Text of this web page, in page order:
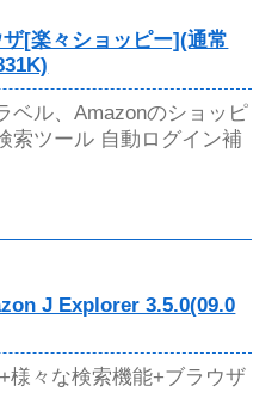
[楽々ショッピー](通常
ベル、Amazonのショッピ
索ツール 自動ログイン補
J Explorer 3.5.0(09.0
様々な検索機能+ブラウザ